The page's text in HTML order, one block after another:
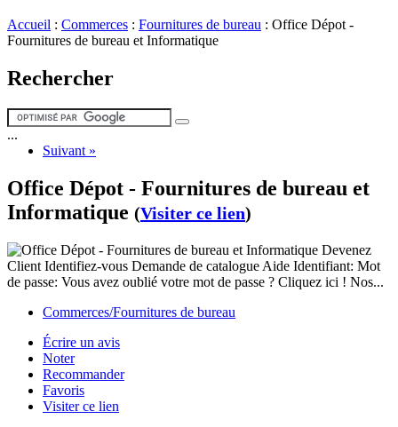
Accueil : Commerces : Fournitures de bureau : Office Dépot -
Fournitures de bureau et Informatique
Rechercher
...
Suivant »
Office Dépot - Fournitures de bureau et
Informatique (Visiter ce lien)
Devenez
Client Identifiez-vous Demande de catalogue Aide Identifiant: Mot
de passe: Vous avez oublié votre mot de passe ? Cliquez ici ! Nos...
Commerces/Fournitures de bureau
Écrire un avis
Noter
Recommander
Favoris
Visiter ce lien